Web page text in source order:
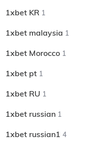
1xbet KR 1
1xbet malaysia 1
1xbet Morocco 1
1xbet pt 1
1xbet RU 1
1xbet russian 1
1xbet russian1 4